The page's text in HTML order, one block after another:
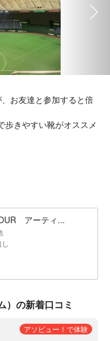
お友達と参加すると倍
歩きやすい靴がオススメ
アーティ...
）の新着口コミ
アソビュー！で体験